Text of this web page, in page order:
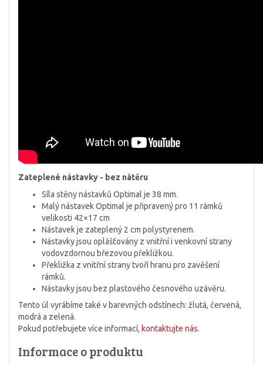
Zateplené nástavky - bez nátěru
Síla stěny nástavků Optimal je 38 mm.
Malý nástavek Optimal je připravený pro 11 rámků
velikosti 42×17 cm
Nástavek je zateplený 2 cm polystyrenem.
Nástavky jsou oplášťovány z vnitřní i venkovní strany
vodovzdornou březovou překližkou.
Překližka z vnitřní strany tvoří hranu pro zavěšení
rámků.
Nástavky jsou bez plastového česnového uzávěru.
Tento úl vyrábíme také v barevných odstínech: žlutá, červená,
modrá a zelená.
Pokud potřebujete více informací, kontaktujte nás.
Informace o produktu